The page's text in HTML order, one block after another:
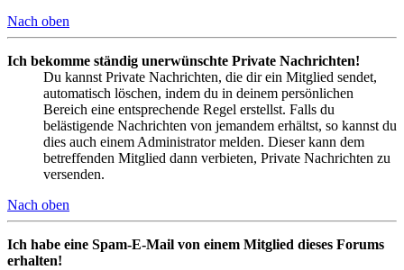
Nach oben
Ich bekomme ständig unerwünschte Private Nachrichten!
Du kannst Private Nachrichten, die dir ein Mitglied sendet,
automatisch löschen, indem du in deinem persönlichen
Bereich eine entsprechende Regel erstellst. Falls du
belästigende Nachrichten von jemandem erhältst, so kannst du
dies auch einem Administrator melden. Dieser kann dem
betreffenden Mitglied dann verbieten, Private Nachrichten zu
versenden.
Nach oben
Ich habe eine Spam-E-Mail von einem Mitglied dieses Forums
erhalten!